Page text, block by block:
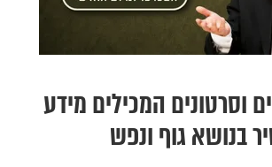
וסרטונים המכילים מידע
בנושא גוף ונפש